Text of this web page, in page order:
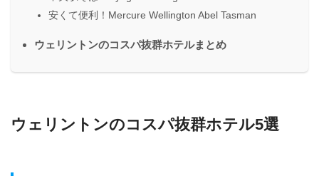
安くて便利！Mercure Wellington Abel Tasman
ウェリントンのコスパ抜群ホテルまとめ
ウェリントンのコスパ抜群ホテル5選